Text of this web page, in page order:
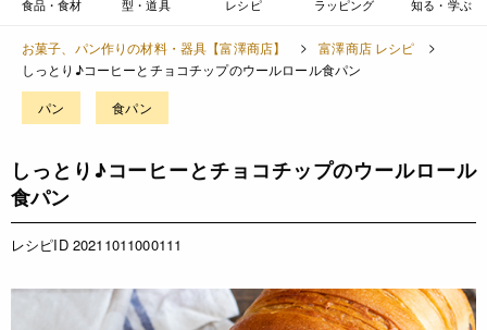
食品・食材 型・道具 レシピ ラッピング 知る・学ぶ
お菓子、パン作りの材料・器具【富澤商店】
富澤商店 レシピ
しっとり♪コーヒーとチョコチップのウールロール食パン
パン 食パン
しっとり♪コーヒーとチョコチップのウールロール
食パン
レシピID 20211011000111